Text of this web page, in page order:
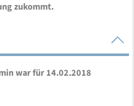
zukommt.
war für 14.02.2018